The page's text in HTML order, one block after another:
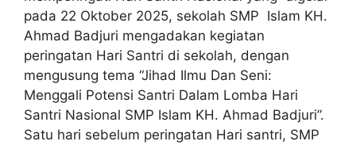
pada 22 Oktober 2025, sekolah SMP Islam KH.
Ahmad Badjuri mengadakan kegiatan
peringatan Hari Santri di sekolah, dengan
mengusung tema “Jihad Ilmu Dan Seni:
Menggali Potensi Santri Dalam Lomba Hari
Santri Nasional SMP Islam KH. Ahmad Badjuri”.
Satu hari sebelum peringatan Hari santri, SMP